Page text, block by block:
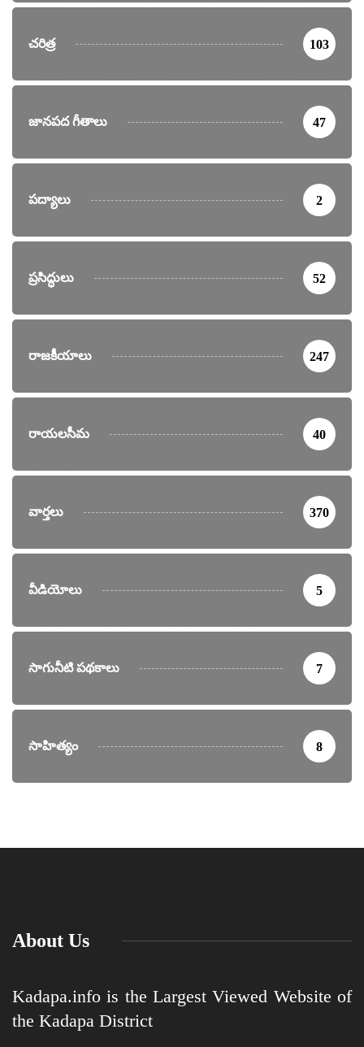
చరిత్ర 103
జానపద గీతాలు 47
పద్యాలు 2
ప్రసిద్ధులు 52
రాజకీయాలు 247
రాయలసీమ 40
వార్తలు 370
వీడియోలు 5
సాగునీటి పథకాలు 7
సాహిత్యం 8
About Us
Kadapa.info is the Largest Viewed Website of
the Kadapa District